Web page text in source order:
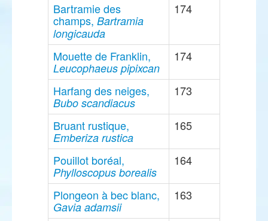
Bartramie des
champs, Bartramia
longicauda
174
Mouette de Franklin,
Leucophaeus pipixcan
174
Harfang des neiges,
Bubo scandiacus
173
Bruant rustique,
Emberiza rustica
165
Pouillot boréal,
Phylloscopus borealis
164
Plongeon à bec blanc,
Gavia adamsii
163